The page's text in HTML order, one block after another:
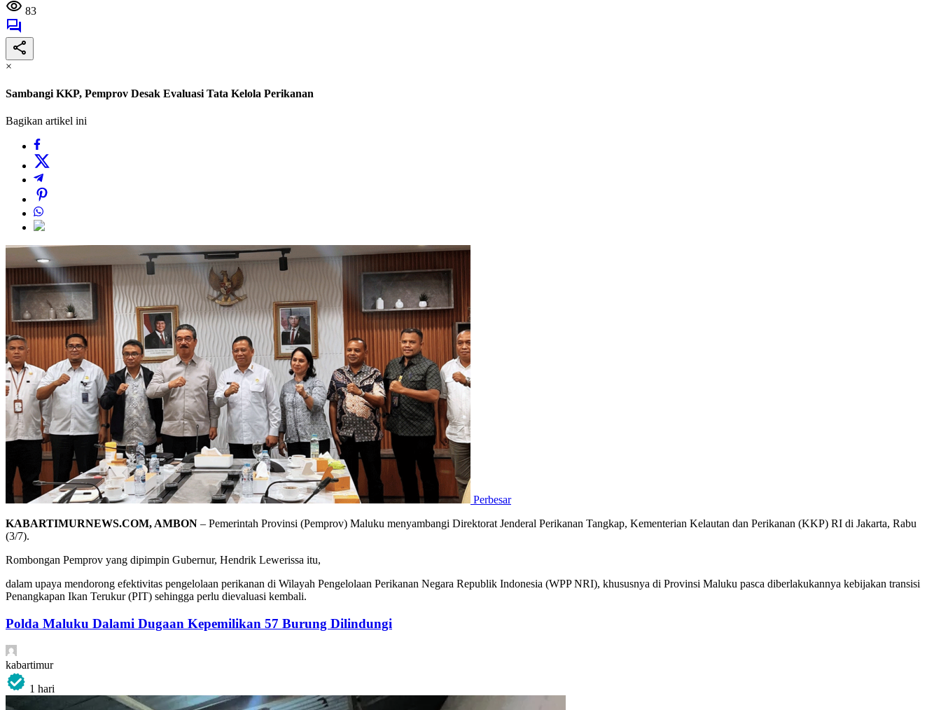
83
×
Sambangi KKP, Pemprov Desak Evaluasi Tata Kelola Perikanan
Bagikan artikel ini
Perbesar
KABARTIMURNEWS.COM, AMBON – Pemerintah Provinsi (Pemprov) Maluku menyambangi Direktorat Jenderal Perikanan Tangkap, Kementerian Kelautan dan Perikanan (KKP) RI di Jakarta, Rabu
(3/7).
Rombongan Pemprov yang dipimpin Gubernur, Hendrik Lewerissa itu,
dalam upaya mendorong efektivitas pengelolaan perikanan di Wilayah Pengelolaan Perikanan Negara Republik Indonesia (WPP NRI), khususnya di Provinsi Maluku pasca diberlakukannya kebijakan transisi
Penangkapan Ikan Terukur (PIT) sehingga perlu dievaluasi kembali.
Polda Maluku Dalami Dugaan Kepemilikan 57 Burung Dilindungi
kabartimur
1 hari